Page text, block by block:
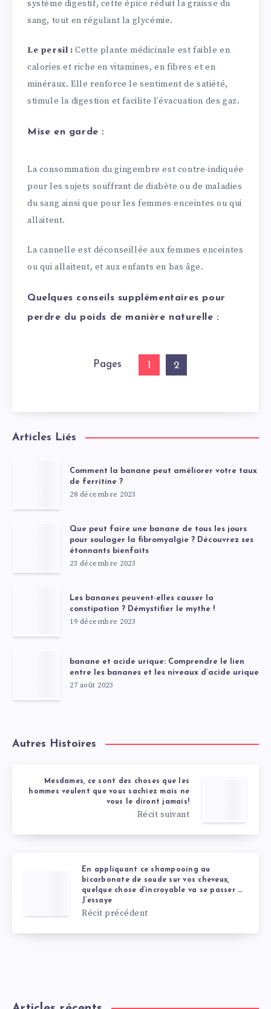
système digestif, cette épice réduit la graisse du
sang, tout en régulant la glycémie.
Le persil : Cette plante médicinale est faible en
calories et riche en vitamines, en fibres et en
minéraux. Elle renforce le sentiment de satiété,
stimule la digestion et facilite l’évacuation des gaz.
Mise en garde :
La consommation du gingembre est contre-indiquée
pour les sujets souffrant de diabète ou de maladies
du sang ainsi que pour les femmes enceintes ou qui
allaitent.
La cannelle est déconseillée aux femmes enceintes
ou qui allaitent, et aux enfants en bas âge.
Quelques conseils supplémentaires pour
perdre du poids de manière naturelle :
Pages 1 2
Articles Liés
Comment la banane peut améliorer votre taux
de ferritine ?
28 décembre 2023
Que peut faire une banane de tous les jours
pour soulager la fibromyalgie ? Découvrez ses
étonnants bienfaits
23 décembre 2023
Les bananes peuvent-elles causer la
constipation ? Démystifier le mythe !
19 décembre 2023
banane et acide urique: Comprendre le lien
entre les bananes et les niveaux d’acide urique
27 août 2023
Autres Histoires
Mesdames, ce sont des choses que les
hommes veulent que vous sachiez mais ne
vous le diront jamais!
Récit suivant
En appliquant ce shampooing au
bicarbonate de soude sur vos cheveux,
quelque chose d’incroyable va se passer …
J’essaye
Récit précédent